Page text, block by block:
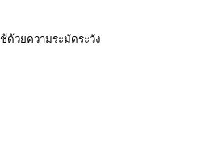
ด้วยความระมัดระวัง